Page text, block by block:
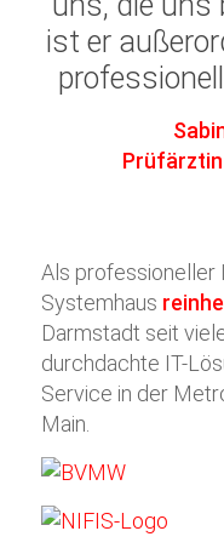
ist er
Als professioneller
Systemhaus
Darmstadt seit
durchdachte IT-
Service in der
Main.